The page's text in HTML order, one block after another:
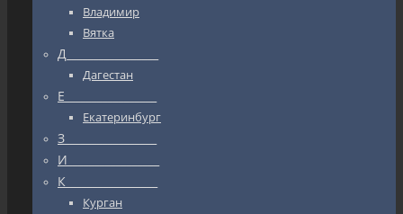
Владимир
Вятка
Д_________________
Дагестан
Е_________________
Екатеринбург
З_________________
И_________________
К_________________
Курган